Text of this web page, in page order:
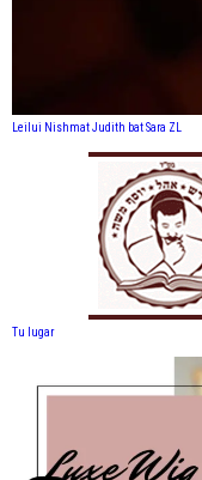
Leilui Nishmat Judith bat Sara ZL
Tu lugar